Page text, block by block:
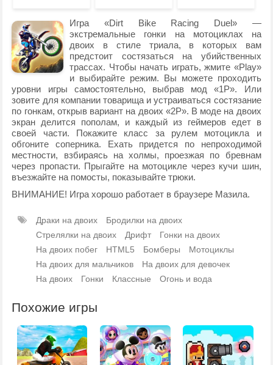
Игра «Dirt Bike Racing Duel» —
экстремальные гонки на мотоциклах на
двоих в стиле триала, в которых вам
предстоит состязаться на убийственных
трассах. Чтобы начать играть, жмите «Play»
и выбирайте режим. Вы можете проходить
уровни игры самостоятельно, выбрав мод «1P». Или
зовите для компании товарища и устраиваться состязание
по гонкам, открыв вариант на двоих «2P». В моде на двоих
экран делится пополам, и каждый из геймеров едет в
своей части. Покажите класс за рулем мотоцикла и
обгоните соперника. Ехать придется по непроходимой
местности, взбираясь на холмы, проезжая по бревнам
через пропасти. Прыгайте на мотоцикле через кучи шин,
въезжайте на помосты, показывайте трюки.
ВНИМАНИЕ! Игра хорошо работает в браузере Мазила.
Драки на двоих
Бродилки на двоих
Стрелялки на двоих
Дрифт
Гонки на двоих
На двоих побег
HTML5 Бомберы
Мотоциклы
На двоих для мальчиков
На двоих для девочек
На двоих
Гонки Классные Огонь и вода
Похожие игры